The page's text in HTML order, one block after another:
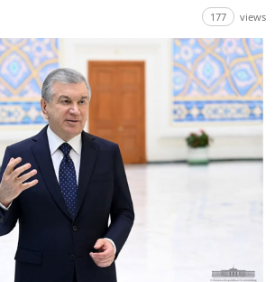
177 views